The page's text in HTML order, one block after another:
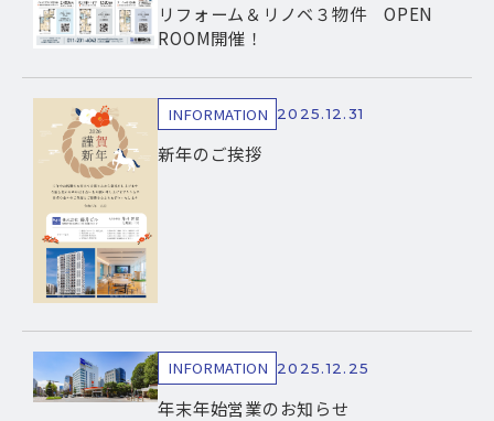
リフォーム＆リノベ３物件 OPEN
ROOM開催！
INFORMATION 2025.12.31
新年のご挨拶
INFORMATION 2025.12.25
年末年始営業のお知らせ